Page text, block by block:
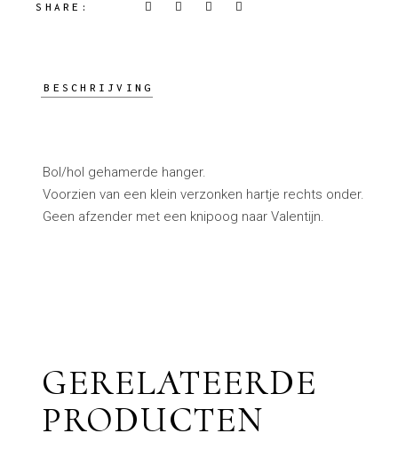
SHARE:
BESCHRIJVING
Bol/hol gehamerde hanger.
Voorzien van een klein verzonken hartje rechts onder.
Geen afzender met een knipoog naar Valentijn.
GERELATEERDE
PRODUCTEN